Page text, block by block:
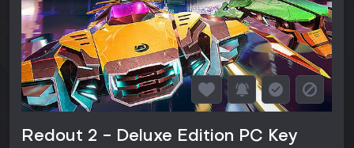
Redout 2 - Deluxe Edition PC Key